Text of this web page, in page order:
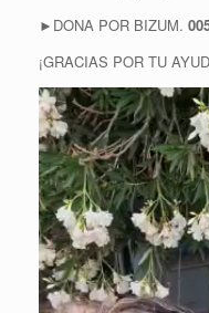
►DONA POR BIZUM.
¡GRACIAS POR TU
R
e
p
r
o
d
u
c
t
o